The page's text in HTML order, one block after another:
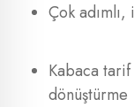
Çok
Kabaca
dönüştürme